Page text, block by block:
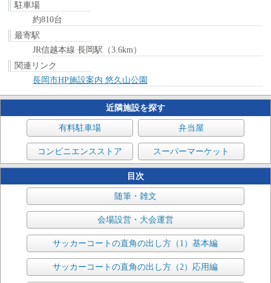
駐車場
約810台
最寄駅
JR信越本線 長岡駅（3.6km）
関連リンク
長岡市HP施設案内 悠久山公園
近隣施設を探す
有料駐車場 弁当屋
コンビニエンスストア スーパーマーケット
目次
随筆・雑文
会場設営・大会運営
サッカーコートの直角の出し方（1）基本編
サッカーコートの直角の出し方（2）応用編